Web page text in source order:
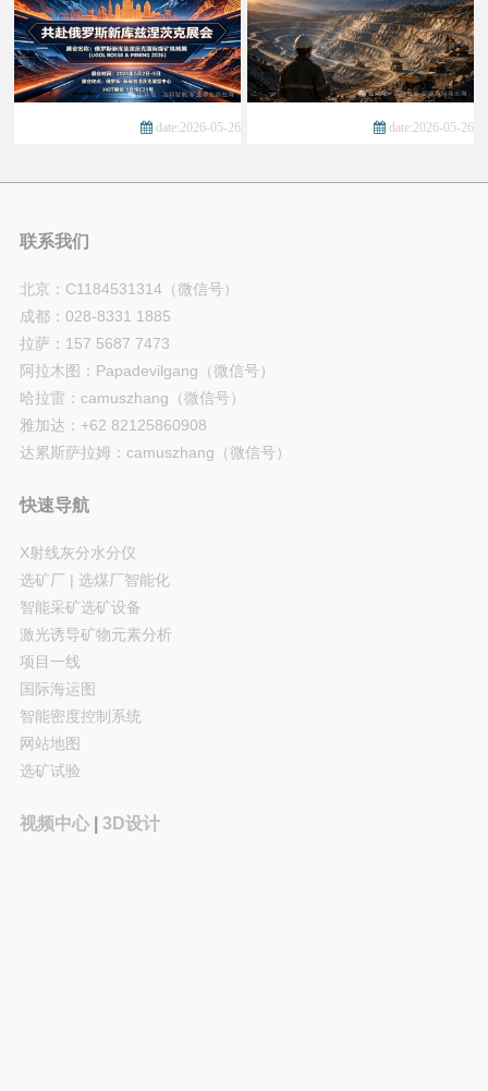
date:2026-05-26 date:2026-05-26
联系我们
北京：C1184531314（微信号）
成都：028-8331 1885
拉萨：157 5687 7473
阿拉木图：Papadevilgang（微信号）
哈拉雷：camuszhang（微信号）
雅加达：+62 82125860908
达累斯萨拉姆：camuszhang（微信号）
快速导航
X射线灰分水分仪
选矿厂 | 选煤厂智能化
智能采矿选矿设备
激光诱导矿物元素分析
项目一线
国际海运图
智能密度控制系统
网站地图
选矿试验
视频中心 3D设计